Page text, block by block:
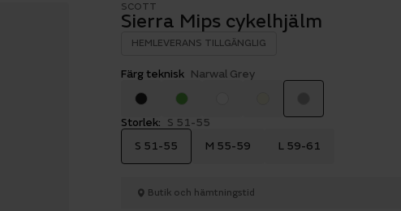
SCOTT
Sierra Mips cykelhjälm
HEMLEVERANS TILLGÄNGLIG
Färg teknisk Narwal Grey
Storlek: S 51-55
S 51-55
M 55-59 L 59-61
Butik och hämtningstid